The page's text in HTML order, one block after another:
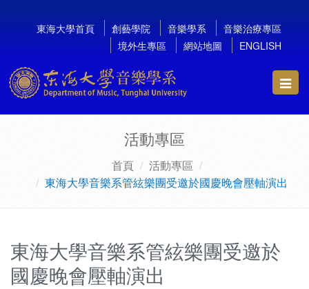
東海大學首頁 創藝學院 音樂學系
音樂治療專區
境外生專區
網站地圖 ENGLISH
活動專區
首頁
活動專區
東海大學音樂系管絃樂團受邀於國慶晚會壓軸演出
東海大學音樂系管絃樂團受邀於
國慶晚會壓軸演出